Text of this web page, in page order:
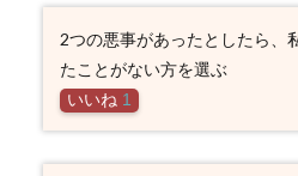
2つの悪事があったとしたら、
たことがない方を選ぶ
いいね 1